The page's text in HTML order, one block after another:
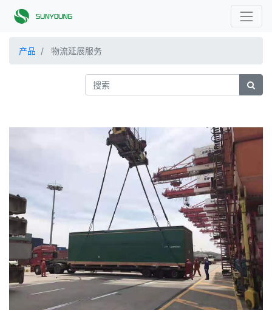
产品 物流延展服务